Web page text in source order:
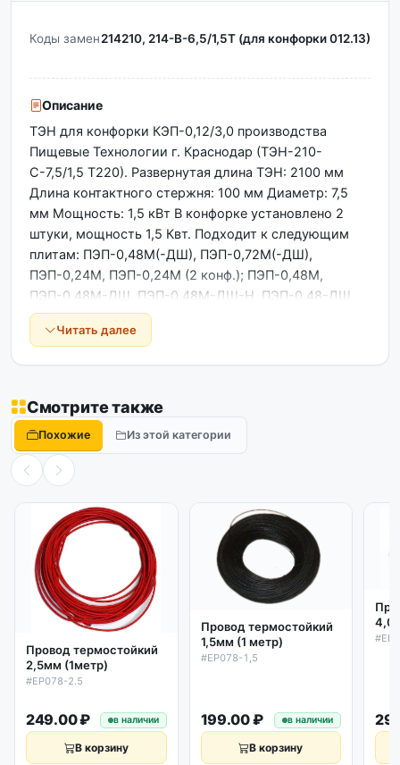
Коды замен214210, 214-В-6,5/1,5Т (для конфорки 012.13)
Описание
ТЭН для конфорки КЭП-0,12/3,0 производства
Пищевые Технологии г. Краснодар (ТЭН-210-
С-7,5/1,5 Т220). Развернутая длина ТЭН: 2100 мм
Длина контактного стержня: 100 мм Диаметр: 7,5
мм Мощность: 1,5 кВт В конфорке установлено 2
штуки, мощность 1,5 Квт. Подходит к следующим
плитам: ПЭП-0,48М(-ДШ), ПЭП-0,72М(-ДШ),
ПЭП-0,24М, ПЭП-0,24М (2 конф.); ПЭП-0,48М,
ПЭП-0,48М-ДШ, ПЭП-0,48М-ДШ-Н, ПЭП-0,48-ДШ,
ПЭП-0,48-01, ПЭП-0,48-Н-01 ПЭП-0,48-ДШ-Н-01 (4
конф.); ПЭП-0,72-ДШ, ПЭП-0,72-01, ПЭП-0,72-ДШ-01,
Читать далее
Смотрите также
Похожие Из этой категории
Провод термостойкий
2,5мм (1метр)
#EP078-2.5
249.00 ₽ в наличии
В корзину
Провод термостойкий
1,5мм (1 метр)
#EP078-1,5
199.00 ₽ в наличии
В корзину